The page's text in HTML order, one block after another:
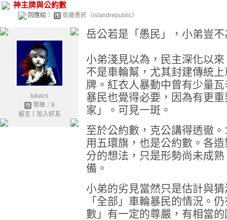
神主牌與公約數
回應給： 島邊愚民（islandrepublic）
lukacs
等級：8
留言｜ 加入好友
岳公若是「愚民」，小弟豈
小弟淺見以為，民主深化以
不是車輪幫，尤其封建傳統
牌。紅衣人暴動中曾有少量
暴民也覺得必要，因為有更
家」。可見一斑。
至於公約數，克公講得透徹
用五環旗，也是公約數。各
分的想法，只是形勢尚未成
備。
小弟的劣見當然只是估計與
「全部」車輪暴民的情況。
數」有一定的尊嚴，有相當